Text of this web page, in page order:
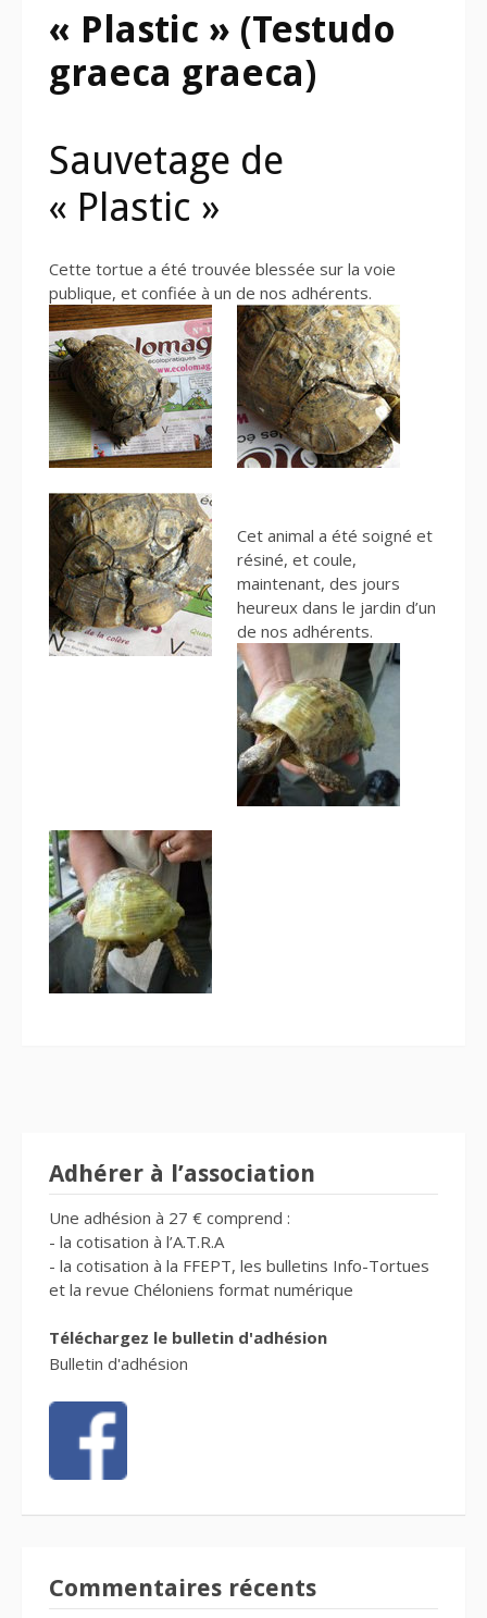
« Plastic » (Testudo
graeca graeca)
Sauvetage de
« Plastic »
Cette tortue a été trouvée blessée sur la voie
publique, et confiée à un de nos adhérents.
Cet animal a été soigné et
résiné, et coule,
maintenant, des jours
heureux dans le jardin d’un
de nos adhérents.
Adhérer à l’association
Une adhésion à 27 € comprend :
- la cotisation à l’A.T.R.A
- la cotisation à la FFEPT, les bulletins Info-Tortues
et la revue Chéloniens format numérique
Téléchargez le bulletin d'adhésion
Bulletin d'adhésion
Commentaires récents